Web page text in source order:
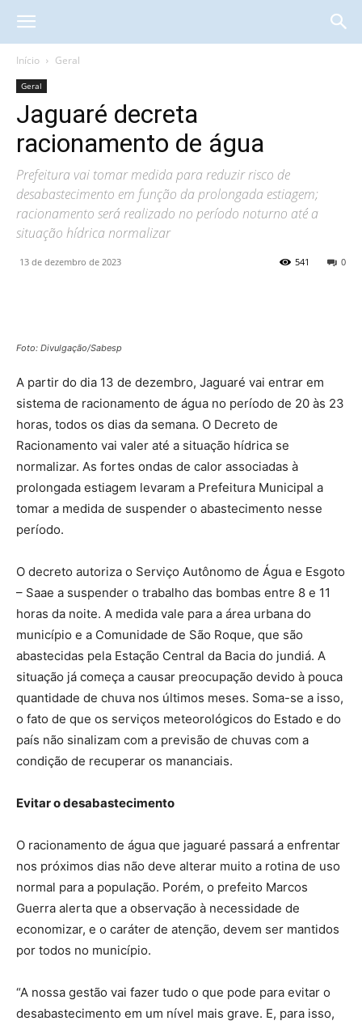
Início Geral
Geral
Jaguaré decreta
racionamento de água
Prefeitura vai tomar medida para reduzir risco de
desabastecimento em função da prolongada estiagem;
racionamento será realizado no período noturno até a
situação hídrica normalizar
13 de dezembro de 2023 0
541
Foto: Divulgação/Sabesp
A partir do dia 13 de dezembro, Jaguaré vai entrar em
sistema de racionamento de água no período de 20 às 23
horas, todos os dias da semana. O Decreto de
Racionamento vai valer até a situação hídrica se
normalizar. As fortes ondas de calor associadas à
prolongada estiagem levaram a Prefeitura Municipal a
tomar a medida de suspender o abastecimento nesse
período.
O decreto autoriza o Serviço Autônomo de Água e Esgoto
– Saae a suspender o trabalho das bombas entre 8 e 11
horas da noite. A medida vale para a área urbana do
município e a Comunidade de São Roque, que são
abastecidas pela Estação Central da Bacia do jundiá. A
situação já começa a causar preocupação devido à pouca
quantidade de chuva nos últimos meses. Soma-se a isso,
o fato de que os serviços meteorológicos do Estado e do
país não sinalizam com a previsão de chuvas com a
condição de recuperar os mananciais.
Evitar o desabastecimento
O racionamento de água que jaguaré passará a enfrentar
nos próximos dias não deve alterar muito a rotina de uso
normal para a população. Porém, o prefeito Marcos
Guerra alerta que a observação à necessidade de
economizar, e o caráter de atenção, devem ser mantidos
por todos no município.
“A nossa gestão vai fazer tudo o que pode para evitar o
desabastecimento em um nível mais grave. E, para isso,